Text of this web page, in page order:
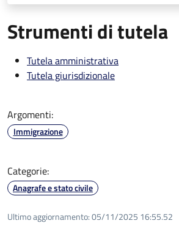
Strumenti di tutela
Tutela amministrativa
Tutela giurisdizionale
Argomenti:
Immigrazione
Categorie:
Anagrafe e stato civile
Ultimo aggiornamento:05/11/2025 16:55.52